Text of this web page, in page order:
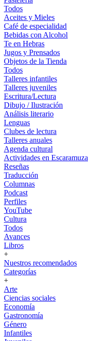
Todos
Aceites y Mieles
Café de especialidad
Bebidas con Alcohol
Te en Hebras
Jugos y Prensados
Objetos de la Tienda
Todos
Talleres infantiles
Talleres juveniles
Escritura/Lectura
Dibujo / Ilustración
Análisis literario
Lenguas
Clubes de lectura
Talleres anuales
Agenda cultural
Actividades en Escaramuza
Reseñas
Traducción
Columnas
Podcast
Perfiles
YouTube
Cultura
Todos
Avances
Libros
+
Nuestros recomendados
Categorías
+
Arte
Ciencias sociales
Economía
Gastronomía
Género
Infantiles